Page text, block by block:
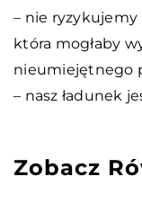
– nie
która mogłaby
nieumiejętnego
– nasz ładunek
Zobacz